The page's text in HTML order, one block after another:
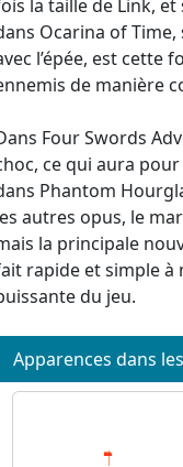
la taille de Link,
Ocarina of Time,
l’épée, est cette
de manière
Four Swords
ce qui aura
Phantom
autres opus, le
la principale
rapide et simple à
du jeu.
Apparences dans